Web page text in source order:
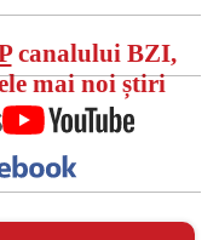
canalului BZI,
mai noi știri